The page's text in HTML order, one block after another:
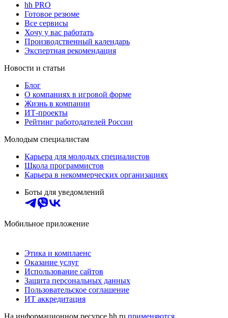
hh PRO
Готовое резюме
Все сервисы
Хочу у вас работать
Производственный календарь
Экспертная рекомендация
Новости и статьи
Блог
О компаниях в игровой форме
Жизнь в компании
ИТ-проекты
Рейтинг работодателей России
Молодым специалистам
Карьера для молодых специалистов
Школа программистов
Карьера в некоммерческих организациях
Боты для уведомлений
Мобильное приложение
Этика и комплаенс
Оказание услуг
Использование сайтов
Защита персональных данных
Пользовательское соглашение
ИТ аккредитация